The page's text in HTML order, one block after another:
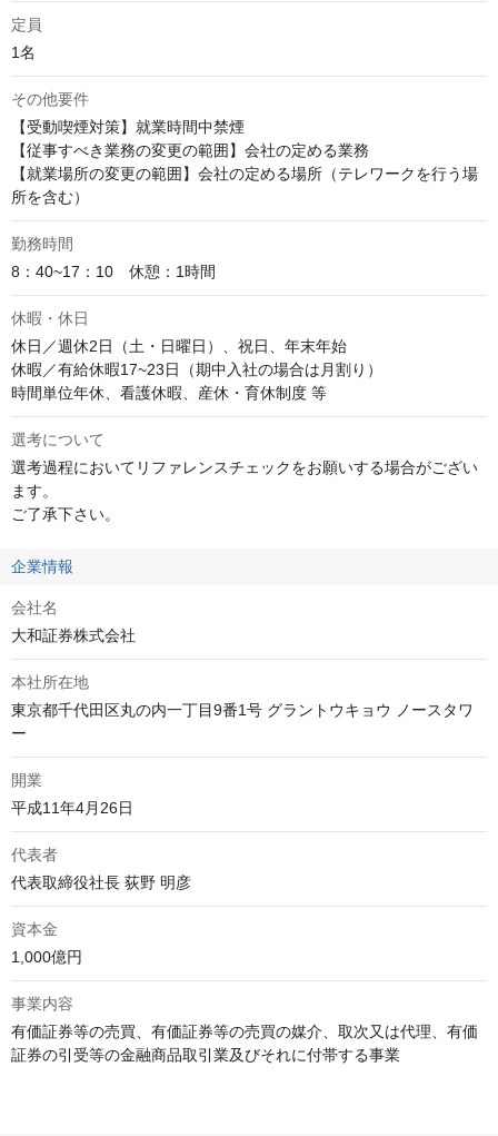
定員
1名
その他要件
【受動喫煙対策】就業時間中禁煙
【従事すべき業務の変更の範囲】会社の定める業務
【就業場所の変更の範囲】会社の定める場所（テレワークを行う場
所を含む）
勤務時間
8：40~17：10　休憩：1時間
休暇・休日
休日／週休2日（土・日曜日）、祝日、年末年始
休暇／有給休暇17~23日（期中入社の場合は月割り）
時間単位年休、看護休暇、産休・育休制度 等
選考について
選考過程においてリファレンスチェックをお願いする場合がござい
ます。
ご了承下さい。
企業情報
会社名
大和証券株式会社
本社所在地
東京都千代田区丸の内一丁目9番1号 グラントウキョウ ノースタワ
ー
開業
平成11年4月26日
代表者
代表取締役社長 荻野 明彦
資本金
1,000億円
事業内容
有価証券等の売買、有価証券等の売買の媒介、取次又は代理、有価
証券の引受等の金融商品取引業及びそれに付帯する事業